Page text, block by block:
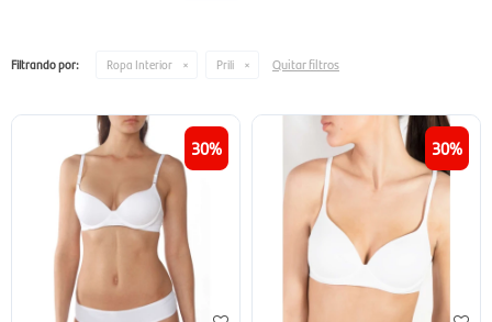
Filtrando por: Ropa Interior Prili Quitar filtros
30 30